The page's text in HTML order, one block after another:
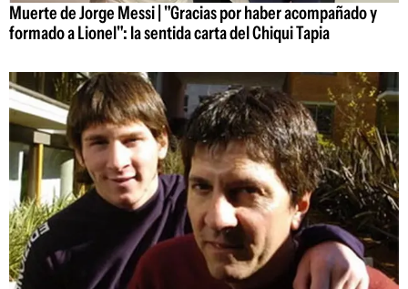
Muerte de Jorge Messi | "Gracias por haber acompañado y
formado a Lionel": la sentida carta del Chiqui Tapia